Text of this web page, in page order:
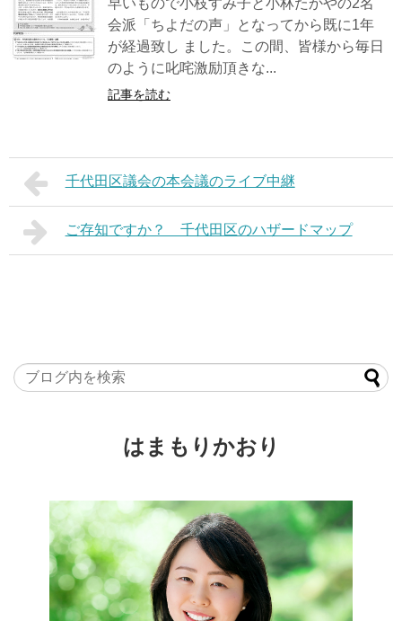
早いもので小枝すみ子と小林たかやの2名
会派「ちよだの声」となってから既に1年
が経過致し ました。この間、皆様から毎日
のように叱咤激励頂きな...
記事を読む
千代田区議会の本会議のライブ中継
ご存知ですか？ 千代田区のハザードマップ
はまもりかおり